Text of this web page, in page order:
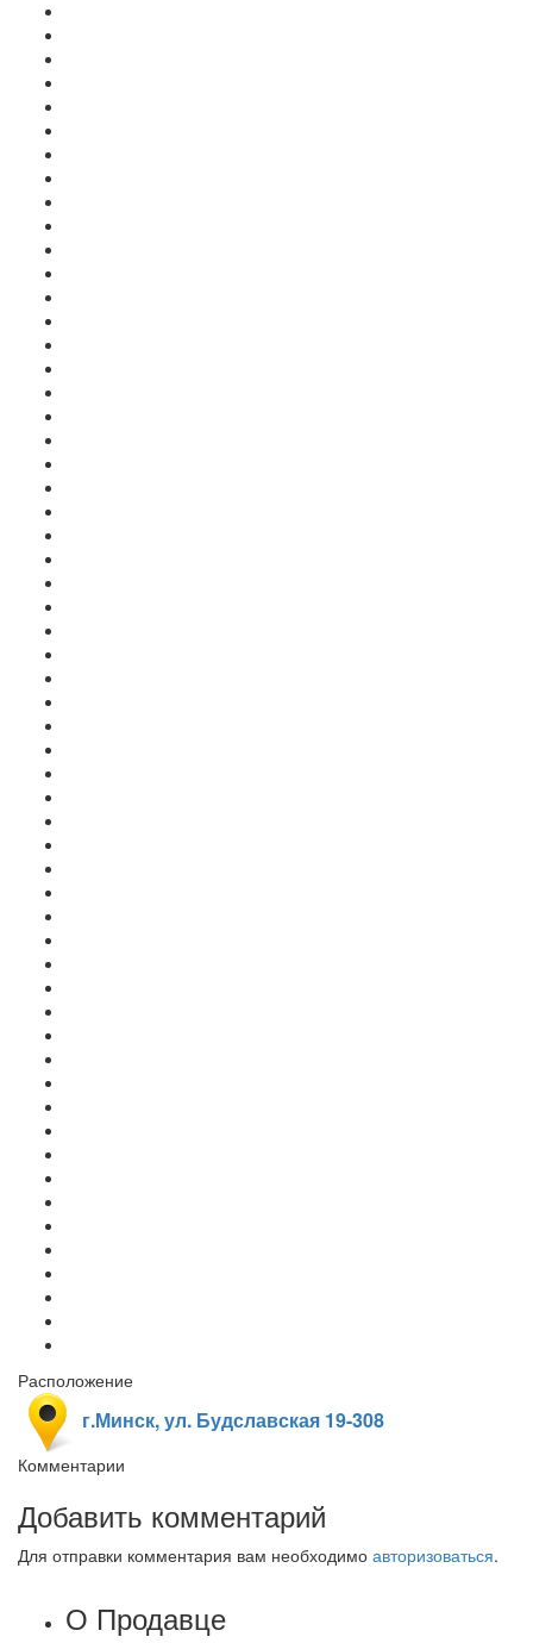
Расположение
г.Минск, ул. Будславская 19-308
Комментарии
Добавить комментарий
Для отправки комментария вам необходимо авторизоваться.
О Продавце